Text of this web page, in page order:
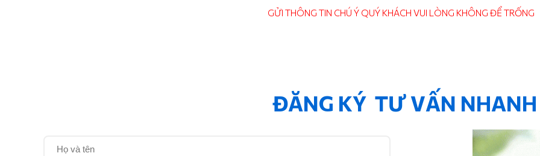
GỬI THÔNG TIN CHÚ Ý QUÝ KHÁCH VUI LÒNG KHÔNG ĐỂ TRỐNG
ĐĂNG KÝ TƯ VẤN NHANH